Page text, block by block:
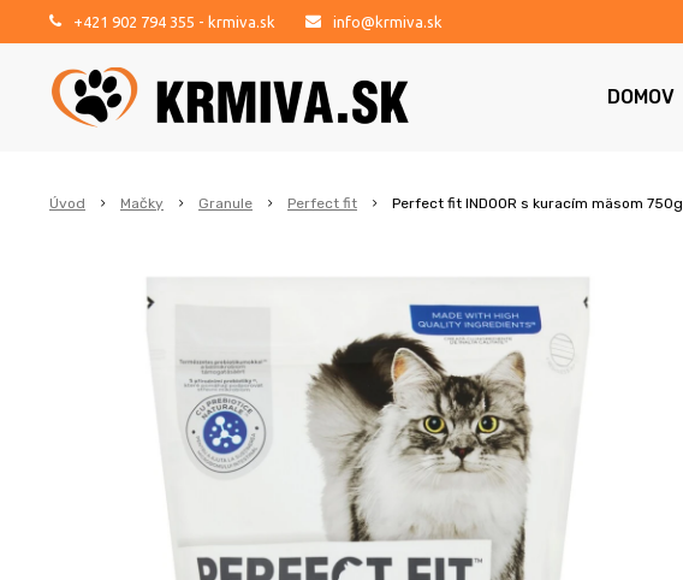
+421 902 794 355 - krmiva.sk info@krmiva.sk
DOMOV
Úvod Mačky Granule Perfect fit Perfect fit INDOOR s kuracím mäsom 750g